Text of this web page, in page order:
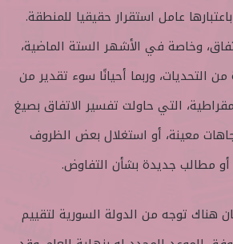
عامل استقرار حقيقيا للمنطقة.
وخاصة في الأشهر الستة الماضية،
التحديات، وربما أحيانًا سوء تقدير من
التي حاولت تفسير الاتفاق بصيغ
معينة، أو استغلال بعض الظروف
مطالب جديدة بشأن التفاوض.
هناك توجه من الدولة السورية لتقييم